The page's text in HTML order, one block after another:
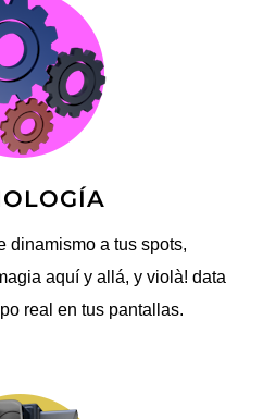
dinamismo a tus spots,
aquí y allá, y violà! data
real en tus pantallas.